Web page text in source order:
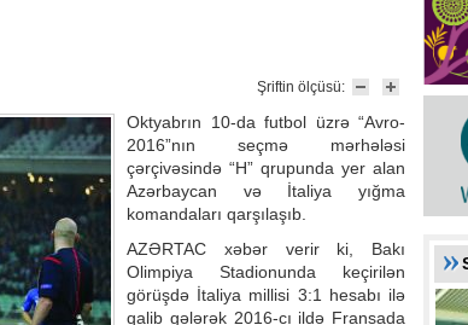
Şriftin ölçüsü:
Oktyabrın 10-da futbol üzrə “Avro-
2016”nın seçmə mərhələsi
çərçivəsində “H” qrupunda yer alan
Azərbaycan və İtaliya yığma
komandaları qarşılaşıb.
AZƏRTAC xəbər verir ki, Bakı
Olimpiya Stadionunda keçirilən
görüşdə İtaliya millisi 3:1 hesabı ilə
qalib gələrək 2016-cı ildə Fransada